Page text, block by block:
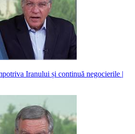
Iranului și continuă negocierile |